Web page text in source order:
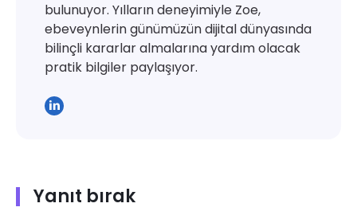
bulunuyor. Yılların deneyimiyle Zoe,
ebeveynlerin günümüzün dijital dünyasında
bilinçli kararlar almalarına yardım olacak
pratik bilgiler paylaşıyor.
Yanıt bırak